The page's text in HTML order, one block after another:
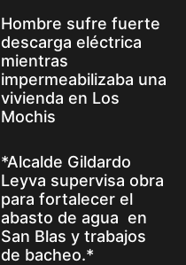
Hombre sufre fuerte
descarga eléctrica
mientras
impermeabilizaba una
vivienda en Los
Mochis
*Alcalde Gildardo
Leyva supervisa obra
para fortalecer el
abasto de agua en
San Blas y trabajos
de bacheo.*